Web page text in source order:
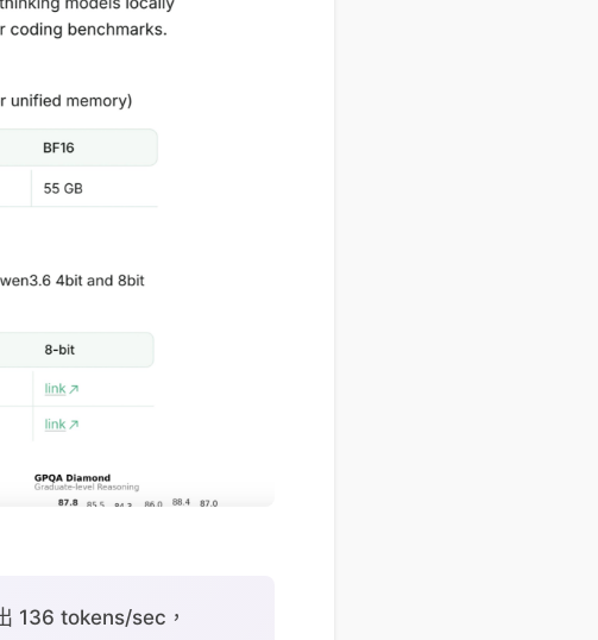
136 tokens/sec，